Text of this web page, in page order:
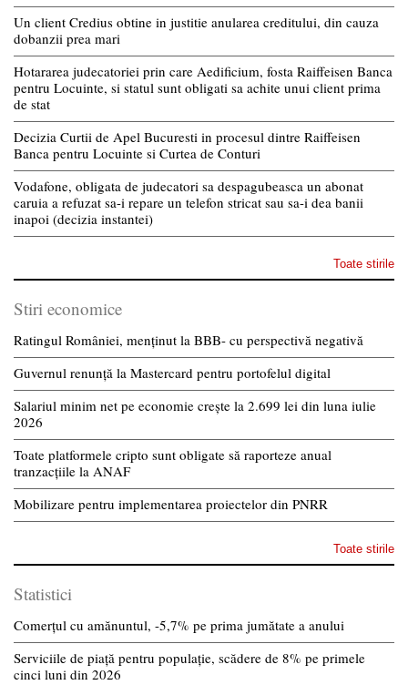
Un client Credius obtine in justitie anularea creditului, din cauza
dobanzii prea mari
Hotararea judecatoriei prin care Aedificium, fosta Raiffeisen Banca
pentru Locuinte, si statul sunt obligati sa achite unui client prima
de stat
Decizia Curtii de Apel Bucuresti in procesul dintre Raiffeisen
Banca pentru Locuinte si Curtea de Conturi
Vodafone, obligata de judecatori sa despagubeasca un abonat
caruia a refuzat sa-i repare un telefon stricat sau sa-i dea banii
inapoi (decizia instantei)
Toate stirile
Stiri economice
Ratingul României, menținut la BBB- cu perspectivă negativă
Guvernul renunță la Mastercard pentru portofelul digital
Salariul minim net pe economie crește la 2.699 lei din luna iulie
2026
Toate platformele cripto sunt obligate să raporteze anual
tranzacțiile la ANAF
Mobilizare pentru implementarea proiectelor din PNRR
Toate stirile
Statistici
Comerțul cu amănuntul, -5,7% pe prima jumătate a anului
Serviciile de piață pentru populație, scădere de 8% pe primele
cinci luni din 2026